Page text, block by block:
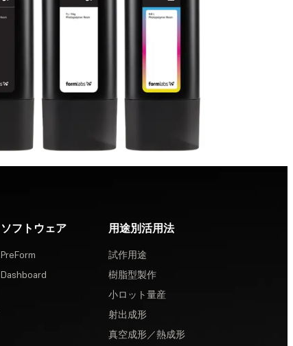
ソフトウェア
PreForm
Dashboard
用途別活用法
試作用途
樹脂型製作
小ロット量産
射出成形
真空成形／熱成形